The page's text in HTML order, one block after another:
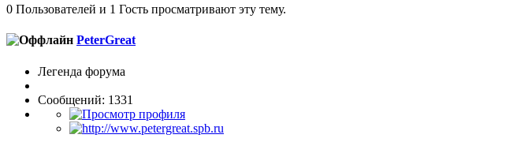
0 Пользователей и 1 Гость просматривают эту тему.
PeterGreat
Легенда форума
Сообщений: 1331